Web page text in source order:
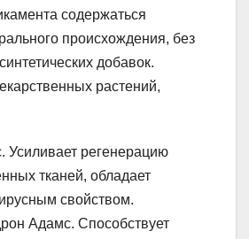
содержаться
происхождения, без
добавок.
растений,
Усиливает регенерацию
тканей, обладает
свойством.
Адамс. Способствует